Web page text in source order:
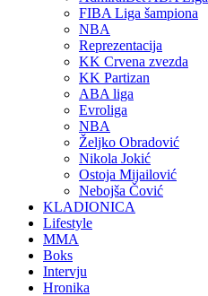
FIBA Liga šampiona
NBA
Reprezentacija
KK Crvena zvezda
KK Partizan
ABA liga
Evroliga
NBA
Željko Obradović
Nikola Jokić
Ostoja Mijailović
Nebojša Čović
KLADIONICA
Lifestyle
MMA
Boks
Intervju
Hronika